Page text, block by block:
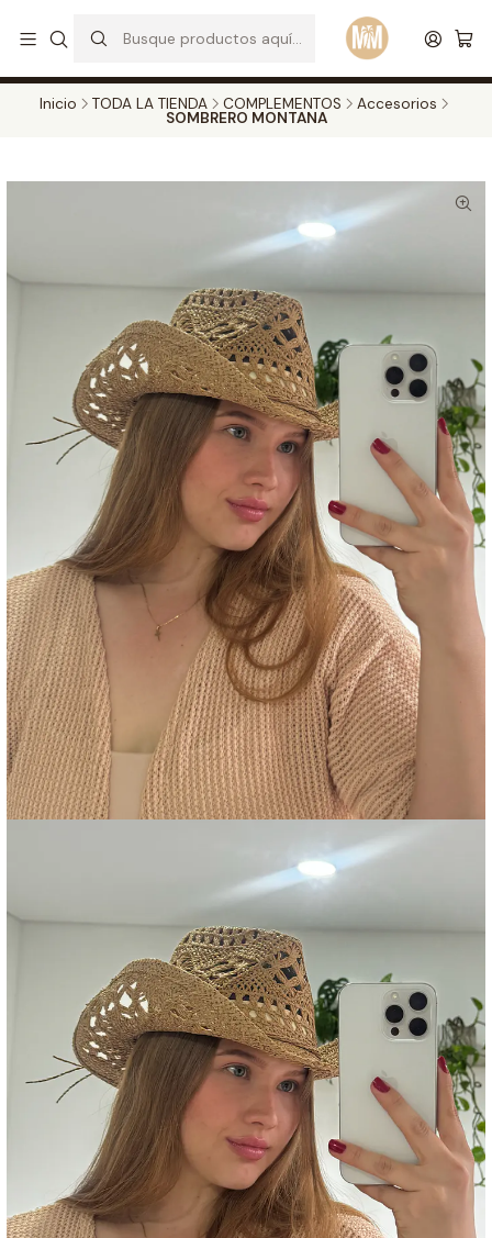
Envios a todo el pais. Opcion EXPRESS en Medellin y Bogota Leer más
Inicio TODA LA TIENDA COMPLEMENTOS Accesorios
SOMBRERO MONTANA